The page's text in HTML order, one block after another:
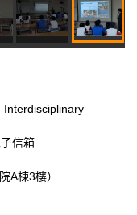
信箱
A棟3樓）